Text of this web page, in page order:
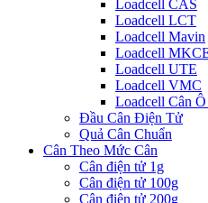
Loadcell CAS
Loadcell LCT
Loadcell Mavin
Loadcell
Loadcell UTE
Loadcell VMC
Loadcell Cân
Đầu Cân Điện Tử
Quả Cân Chuẩn
Cân Theo Mức Cân
Cân điện tử 1g
Cân điện tử 100g
Cân điện tử 200g